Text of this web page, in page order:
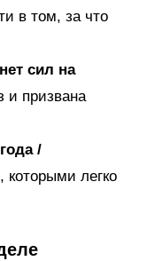
в том, за что
сил на
и призвана
/
легко